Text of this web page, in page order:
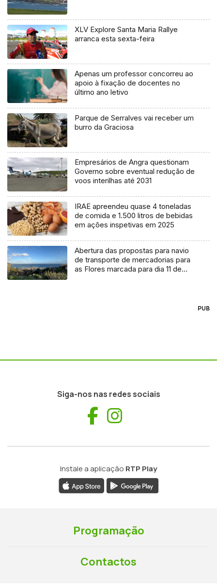
XLV Explore Santa Maria Rallye
arranca esta sexta-feira
Apenas um professor concorreu ao
apoio à fixação de docentes no
último ano letivo
Parque de Serralves vai receber um
burro da Graciosa
Empresários de Angra questionam
Governo sobre eventual redução de
voos interilhas até 2031
IRAE apreendeu quase 4 toneladas
de comida e 1.500 litros de bebidas
em ações inspetivas em 2025
Abertura das propostas para navio
de transporte de mercadorias para
as Flores marcada para dia 11 de
PUB
Siga-nos nas redes sociais
Facebook
Instale a aplicação RTP Play
Programação
Contactos